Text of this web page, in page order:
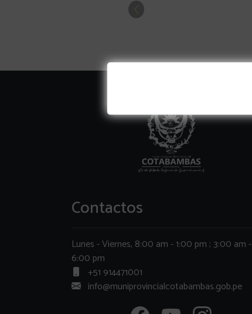
Contactos
Lunes - Viernes, 8:00 am - 1:00 pm ; 3:00 am -
6:00 pm
+51 914471001
info@muniprovincialcotabambas.gob.pe